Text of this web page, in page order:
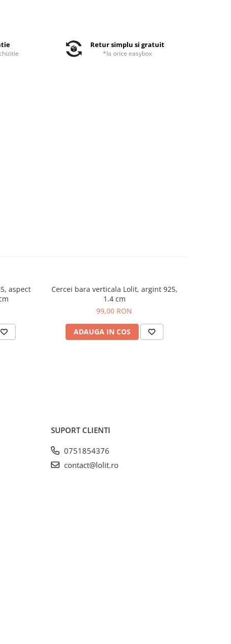
Retur simplu si gratuit
*la orice easybox
aspect
Cercei bara verticala Lolit, argint 925,
1.4 cm
99,00 RON
ADAUGA IN COS
SUPORT CLIENTI
0751854376
contact@lolit.ro